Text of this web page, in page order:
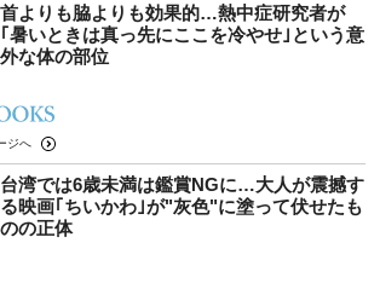
首よりも脇よりも効果的…熱中症研究者が
｢暑いときは真っ先にここを冷やせ｣という意
外な体の部位
ジへ
台湾では6歳未満は鑑賞NGに…大人が震撼す
る映画｢ちいかわ｣が"灰色"に塗って伏せたも
のの正体